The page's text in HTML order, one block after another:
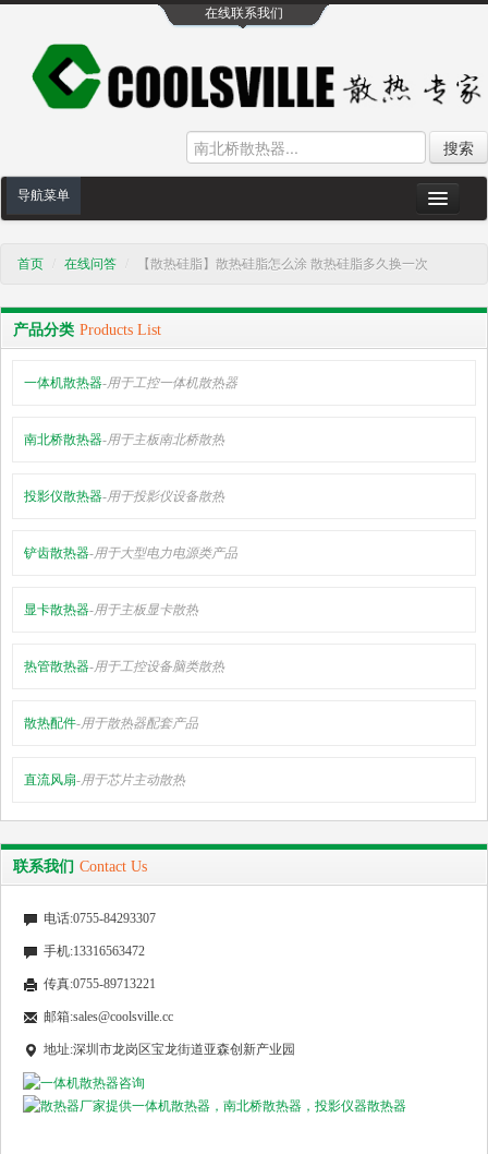
在线联系我们
搜索
导航菜单
散热产品
行业资讯
联系我们
首页 在线问答 【散热硅脂】散热硅脂怎么涂 散热硅脂多久换一次
产品分类 Products List
一体机散热器-用于工控一体机散热器
南北桥散热器-用于主板南北桥散热
投影仪散热器-用于投影仪设备散热
铲齿散热器-用于大型电力电源类产品
显卡散热器-用于主板显卡散热
热管散热器-用于工控设备脑类散热
散热配件-用于散热器配套产品
直流风扇-用于芯片主动散热
联系我们 Contact Us
电话:0755-84293307
手机:13316563472
传真:0755-89713221
邮箱:sales@coolsville.cc
地址:深圳市龙岗区宝龙街道亚森创新产业园